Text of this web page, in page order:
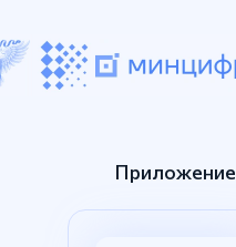
Приложение